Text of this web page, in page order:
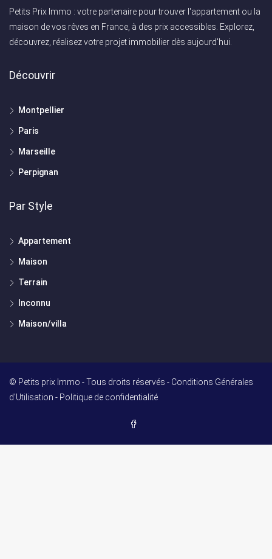
Petits Prix Immo : votre partenaire pour trouver l'appartement ou la
maison de vos rêves en France, à des prix accessibles. Explorez,
découvrez, réalisez votre projet immobilier dès aujourd'hui.
Découvrir
Montpellier
Paris
Marseille
Perpignan
Par Style
Appartement
Maison
Terrain
Inconnu
Maison/villa
© Petits prix Immo - Tous droits réservés - Conditions Générales
d'Utilisation - Politique de confidentialité